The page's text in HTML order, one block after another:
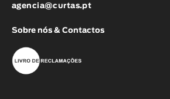
agencia@curtas.pt
Sobre nós & Contactos